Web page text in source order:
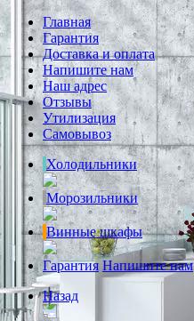
Главная
Гарантия
Доставка и оплата
Напишите нам
Наш адрес
Отзывы
Утилизация
Самовывоз
Холодильники
Морозильники
Винные шкафы
Гарантия Напишите нам
Назад